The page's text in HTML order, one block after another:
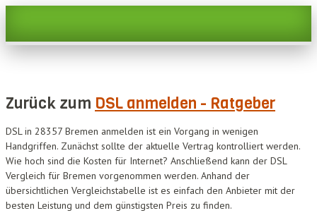
Zurück zum DSL anmelden - Ratgeber
DSL in 28357 Bremen anmelden ist ein Vorgang in wenigen
Handgriffen. Zunächst sollte der aktuelle Vertrag kontrolliert werden.
Wie hoch sind die Kosten für Internet? Anschließend kann der DSL
Vergleich für Bremen vorgenommen werden. Anhand der
übersichtlichen Vergleichstabelle ist es einfach den Anbieter mit der
besten Leistung und dem günstigsten Preis zu finden.